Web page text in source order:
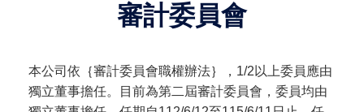
審計委員會
本公司依｛審計委員會職權辦法｝，1/2以上委員應由
獨立董事擔任。目前為第二屆審計委員會，委員均由